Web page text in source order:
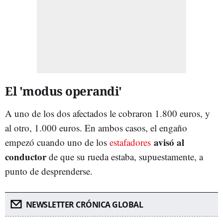
El 'modus operandi'
A uno de los dos afectados le cobraron 1.800 euros, y
al otro, 1.000 euros. En ambos casos, el engaño
empezó cuando uno de los estafadores avisó al
conductorde que su rueda estaba, supuestamente, a
punto de desprenderse.
NEWSLETTER CRÓNICA GLOBAL